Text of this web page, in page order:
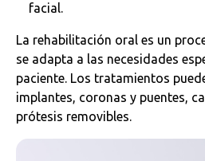
facial.
La rehabilitación oral es un
se adapta a las necesidades
paciente. Los tratamientos
implantes, coronas y puentes,
prótesis removibles.